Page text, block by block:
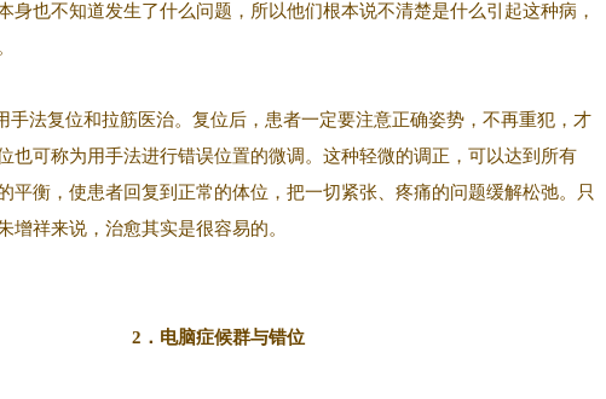
身也不知道发生了什么问题，所以他们根本说不清楚是什么引起这种病，
法复位和拉筋医治。复位后，患者一定要注意正确姿势，不再重犯，才
也可称为用手法进行错误位置的微调。这种轻微的调正，可以达到所有
平衡，使患者回复到正常的体位，把一切紧张、疼痛的问题缓解松弛。只
增祥来说，治愈其实是很容易的。
2．电脑症候群与错位